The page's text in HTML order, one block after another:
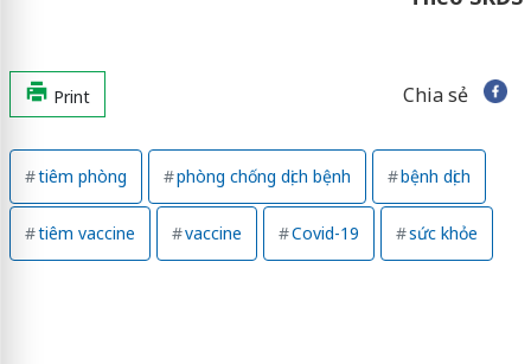
Print Chia sẻ
tiêm phòng phòng chống dịch bệnh bệnh dịch
tiêm vaccine vaccine Covid-19 sức khỏe